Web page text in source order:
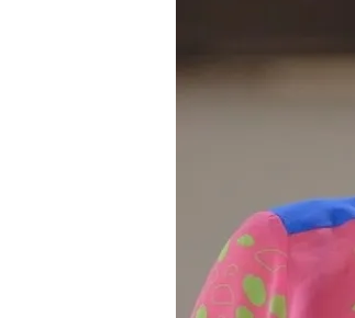
Ana
más
cuesta la
murió un
nos
tenía que
TEMAS